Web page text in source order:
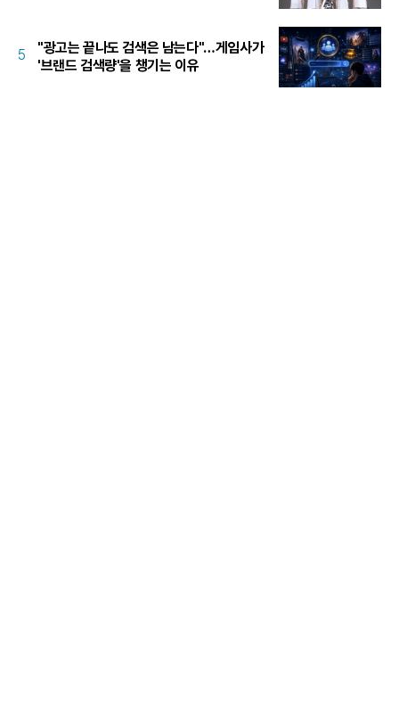
5
"광고는 끝나도 검색은 남는다"…게임사가
'브랜드 검색량'을 챙기는 이유